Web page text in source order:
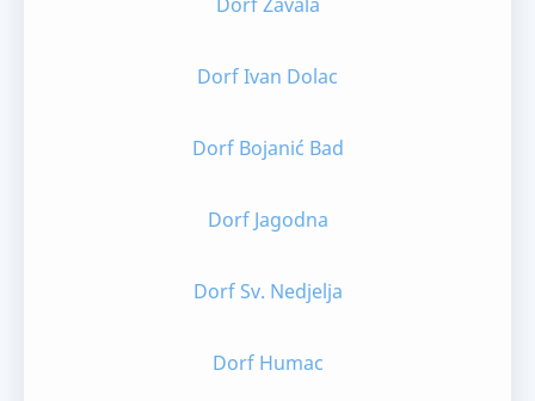
Dorf Ivan Dolac
Dorf Bojanić Bad
Dorf Jagodna
Dorf Sv. Nedjelja
Dorf Humac